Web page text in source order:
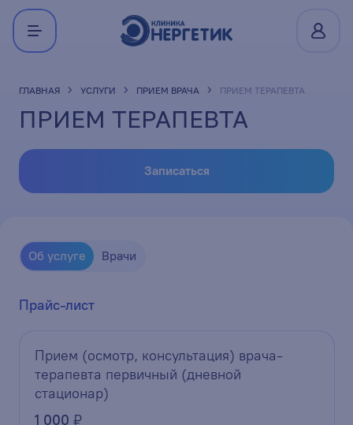
ГЛАВНАЯ УСЛУГИ ПРИЕМ ВРАЧА ПРИЕМ ТЕРАПЕВТА
ПРИЕМ ТЕРАПЕВТА
Записаться
Об услуге Врачи
Прайс-лист
Прием (осмотр, консультация) врача-
терапевта первичный (дневной
стационар)
1 000 ₽